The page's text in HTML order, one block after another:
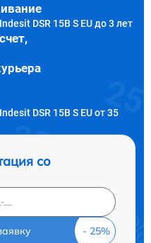
DSR 15B S EU до 3 лет
DSR 15B S EU от 35
со